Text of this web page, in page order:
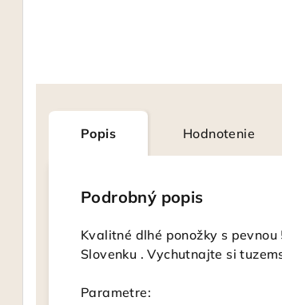
Popis Hodnotenie
Podrobný popis
Kvalitné dlhé ponožky s
Slovenku . Vychutnajte si
Parametre: